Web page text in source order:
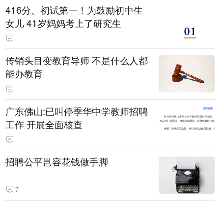
416分、初试第一！为鼓励初中生
女儿 41岁妈妈考上了研究生
传销头目变教育导师 不是什么人都
能办教育
广东佛山:已叫停季华中学教师招聘
工作 开展全面核查
招聘公平岂容花钱做手脚
7